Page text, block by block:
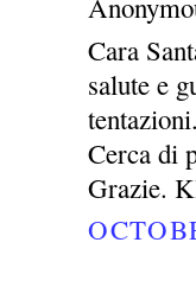
Cara
salute e
Cerca di
Grazie.